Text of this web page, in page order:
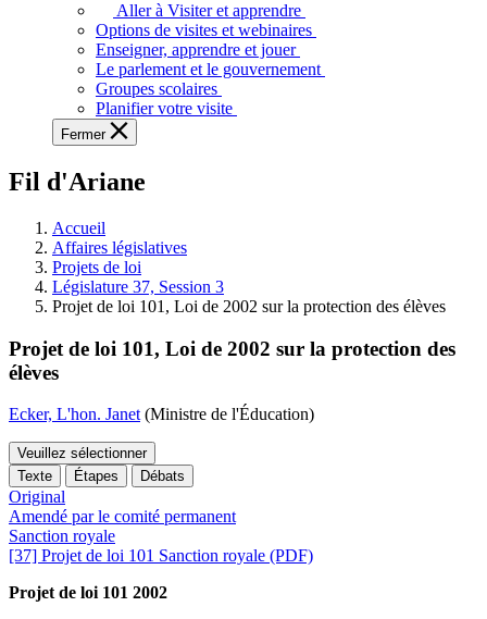
voir,
apprendre
et
à
à
législative.
Aller à Visiter et apprendre
Options de visites et webinaires
Enseigner, apprendre et jouer
Le parlement et le gouvernement
Groupes scolaires
Planifier votre visite
Fermer
Fil d'Ariane
Accueil
Affaires législatives
Projets de loi
Législature 37, Session 3
Projet de loi 101, Loi de 2002 sur la protection des élèves
Projet de loi 101, Loi de 2002 sur la protection des
élèves
Ecker, L'hon. Janet (Ministre de l'Éducation)
Veuillez sélectionner
Texte
Étapes Débats
Original
Amendé par le comité permanent
Sanction royale
[37] Projet de loi 101 Sanction royale (PDF)
Projet de loi 101 2002